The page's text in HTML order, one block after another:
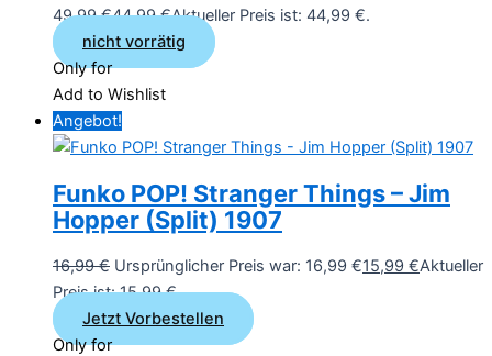
49,99 €44,99€Aktueller Preis ist: 44,99 €.
nicht vorrätig
Only for
Add to Wishlist
Angebot!
Funko POP! Stranger Things – Jim
Hopper (Split) 1907
16,99€ Ursprünglicher Preis war: 16,99 €15,99 €Aktueller
Preis ist: 15,99 €.
Jetzt Vorbestellen
Only for